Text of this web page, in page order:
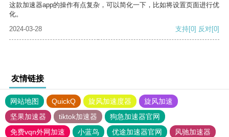
这款加速器app的操作有点复杂，可以简化一下，比如将设置页面进行优
化。
2024-03-28
支持[0] 反对[0]
友情链接
网站地图 QuickQ 旋风加速度器
旋风加速
坚果加速器
tiktok加速器
狗急加速器官网
免费vqn外网加速
小蓝鸟 优途加速器官网
风驰加速器